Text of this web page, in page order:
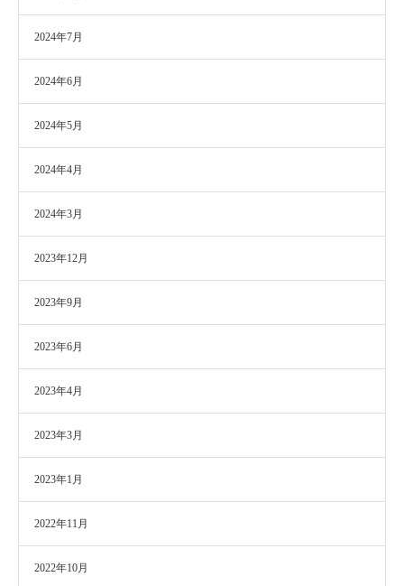
2024年7月
2024年6月
2024年5月
2024年4月
2024年3月
2023年12月
2023年9月
2023年6月
2023年4月
2023年3月
2023年1月
2022年11月
2022年10月